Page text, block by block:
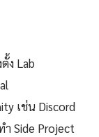
ง Lab
เช่น Discord
Side Project